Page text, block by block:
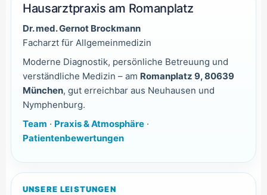
Hausarztpraxis am Romanplatz
Dr. med. Gernot Brockmann
Facharzt für Allgemeinmedizin
Moderne Diagnostik, persönliche Betreuung und
verständliche Medizin – am Romanplatz 9, 80639
München, gut erreichbar aus Neuhausen und
Nymphenburg.
Team · Praxis & Atmosphäre·
Patientenbewertungen
UNSERE LEISTUNGEN